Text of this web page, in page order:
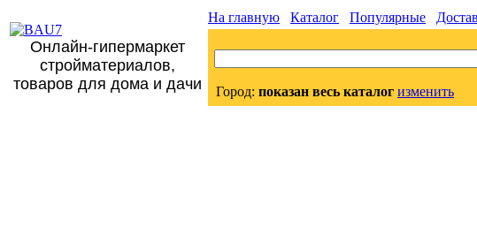
Онлайн-гипермаркет
стройматериалов,
товаров для дома и дачи
На главную Каталог Популярные
Город: показан весь каталог изменить